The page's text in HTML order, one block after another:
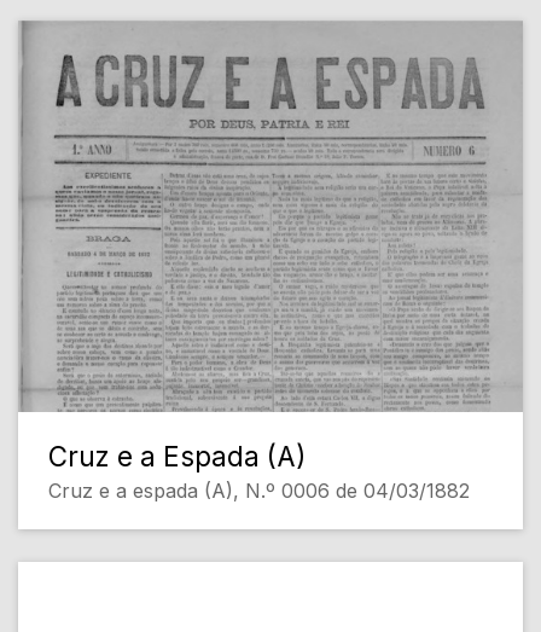
Cruz e a Espada (A)
Cruz e a espada (A), N.º 0006 de 04/03/1882